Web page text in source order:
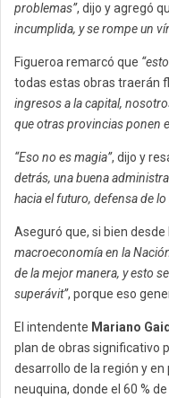
problemas”, dijo y agregó
incumplida, y se rompe un
Figueroa remarcó que
todas estas obras traerán
ingresos a la capital,
que otras provincias ponen
“Eso no es magia”, dijo y
detrás, una buena
hacia el futuro, defensa de lo
Aseguró que, si bien
macroeconomía en la
de la mejor manera, y esto
superávit”, porque eso
El intendente Mariano
plan de obras significativo
desarrollo de la región y
neuquina, donde el 60 %